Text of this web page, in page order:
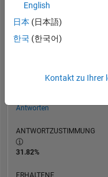
302.025
3
Antworten
ANTWORTZUSTIMMUNG
31.82%
ERHALTENE
English
日本 (日本語)
한국 (한국어)
Kontakt zu Ihrer